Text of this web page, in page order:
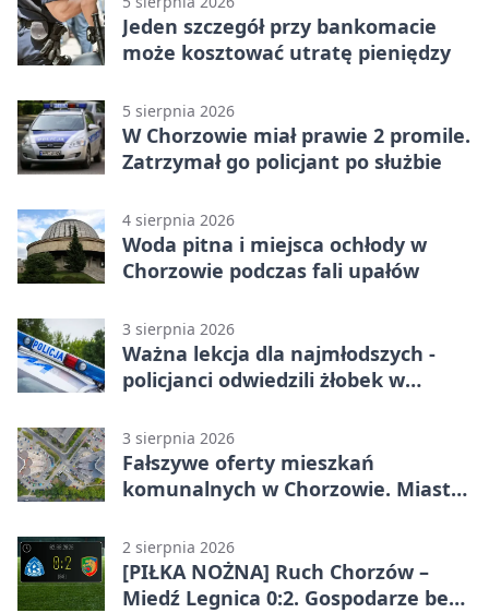
Jeden szczegół przy bankomacie
może kosztować utratę pieniędzy
5 sierpnia 2026
W Chorzowie miał prawie 2 promile.
Zatrzymał go policjant po służbie
4 sierpnia 2026
Woda pitna i miejsca ochłody w
Chorzowie podczas fali upałów
3 sierpnia 2026
Ważna lekcja dla najmłodszych -
policjanci odwiedzili żłobek w
3 sierpnia 2026
Fałszywe oferty mieszkań
komunalnych w Chorzowie. Miasto
2 sierpnia 2026
[PIŁKA NOŻNA] Ruch Chorzów –
Miedź Legnica 0:2. Gospodarze bez